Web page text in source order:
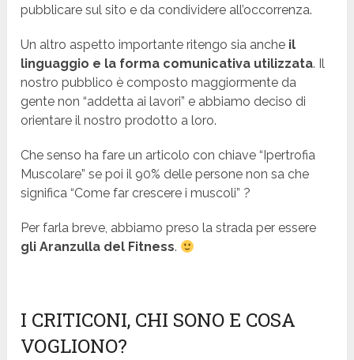
pubblicare sul sito e da condividere all’occorrenza.
Un altro aspetto importante ritengo sia anche il
linguaggio e la forma comunicativa utilizzata. Il
nostro pubblico è composto maggiormente da
gente non “addetta ai lavori” e abbiamo deciso di
orientare il nostro prodotto a loro.
Che senso ha fare un articolo con chiave “Ipertrofia
Muscolare” se poi il 90% delle persone non sa che
significa “Come far crescere i muscoli” ?
Per farla breve, abbiamo preso la strada per essere
gli Aranzulla del Fitness.
I CRITICONI, CHI SONO E COSA
VOGLIONO?